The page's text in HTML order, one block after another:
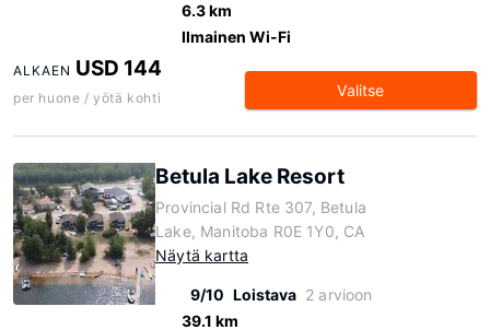
6.3 km
Ilmainen Wi-Fi
ALKAEN USD 144
per huone / yötä kohti Valitse
Betula Lake Resort
Provincial Rd Rte 307, Betula
Lake, Manitoba R0E 1Y0, CA
Näytä kartta
9/10 Loistava 2 arvioon
39.1 km